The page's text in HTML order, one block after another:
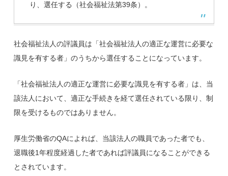
り、選任する（社会福祉法第39条）。
社会福祉法人の評議員は「社会福祉法人の適正な運営に必要な
識見を有する者」のうちから選任することになっています。
「社会福祉法人の適正な運営に必要な識見を有する者」は、当
該法人において、適正な手続きを経て選任されている限り、制
限を受けるものではありません。
厚生労働省のQAによれば、当該法人の職員であった者でも、
退職後1年程度経過した者であれば評議員になることができる
とされています。